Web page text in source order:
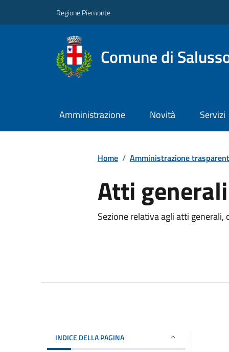
Regione Piemonte
Comune di
Amministrazione Novità Servizi
Home / Amministrazione
Atti generali
Sezione relativa agli atti
INDICE DELLA PAGINA